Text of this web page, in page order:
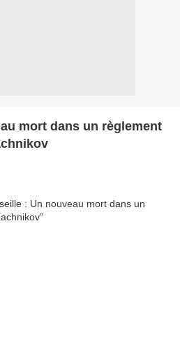
mort dans un règlement